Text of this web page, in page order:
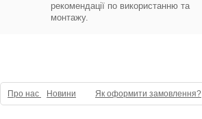
рекомендації по використанню та
монтажу.
Про нас Новини Як оформити замовлення?